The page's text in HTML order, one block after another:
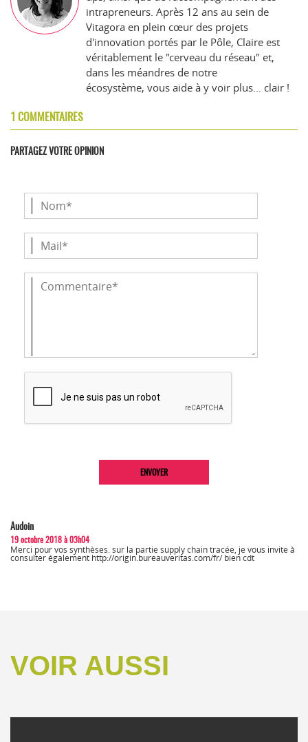
intrapreneurs. Après 12 ans au sein de
Vitagora en plein cœur des projets
d'innovation portés par le Pôle, Claire est
véritablement le "cerveau du réseau" et,
dans les méandres de notre
écosystème, vous aide à y voir plus... clair !
1 COMMENTAIRES
PARTAGEZ VOTRE OPINION
Audoin
19 octobre 2018 à 03h04
Merci pour vos synthèses. sur la partie supply chain tracée, je vous invite à
consulter également http://origin.bureauveritas.com/fr/ bien cdt
VOIR AUSSI